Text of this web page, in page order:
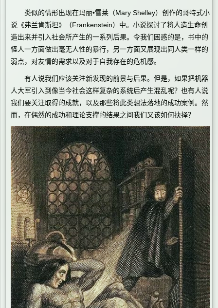
类似的情形出现在玛丽•雪莱（Mary Shelley）创作的哥特式小
说《弗兰肯斯坦》（Frankenstein）中。小说探讨了将人造生命创
造出来并引入社会所产生的一系列后果。令我们困惑的是，书中的
怪人一方面做出毫无人性的暴行，另一方面又展现出同人类一样的
弱点，对友情的需求以及对于自我存在的危机感。
有人说我们应该关注新发现的前景与后果。但是，如果把机器
人大军引入到像当今社会这样复杂的系统后产生混乱呢？也有人说
我们要关注取得的成就，以及那些将此类想法落地的成功案例。然
而，在偶然的成功和理论支撑的结果之间我们又该如何抉择？